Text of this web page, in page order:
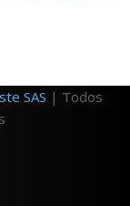
SAS | Todos